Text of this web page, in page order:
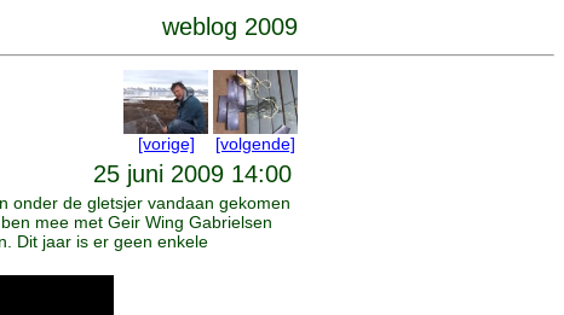
weblog 2009
[vorige] [volgende]
25 juni 2009 14:00
onder de gletsjer vandaan gekomen
mee met Geir Wing Gabrielsen
Dit jaar is er geen enkele